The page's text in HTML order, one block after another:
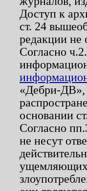
Доступ к
ст. 24
редакции не
Согласно
«Дебри-ДВ»,
основании
Согласно
не несут
ущемляющих